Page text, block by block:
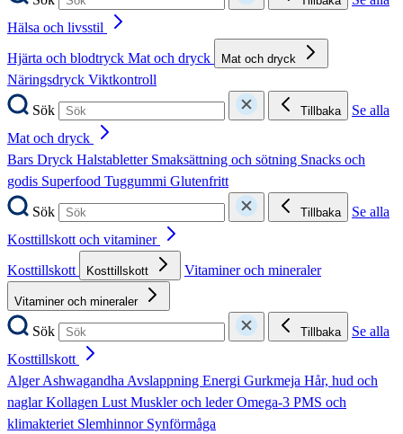
Hälsa och livsstil
Hjärta och blodtryck Mat och dryck Mat och dryck
Näringsdryck Viktkontroll
Sök
Tillbaka
Se alla
Mat och dryck
Bars Dryck Halstabletter Smaksättning och sötning Snacks och
godis Superfood Tuggummi Glutenfritt
Sök
Tillbaka
Se alla
Kosttillskott och vitaminer
Kosttillskott
Kosttillskott Vitaminer och mineraler
Vitaminer och mineraler
Sök Tillbaka
Se alla
Kosttillskott
AlgerAshwagandhaAvslappning Energi Gurkmeja Hår, hud och
naglarKollagen LustMuskler och lederOmega-3 PMS och
klimakteriet Slemhinnor Synförmåga